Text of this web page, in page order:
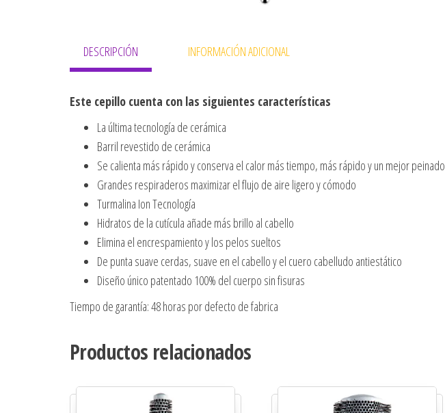
DESCRIPCIÓN INFORMACIÓN ADICIONAL
Este cepillo cuenta con las siguientes características
La última tecnología de cerámica
Barril revestido de cerámica
Se calienta más rápido y conserva el calor más tiempo, más rápido y un mejor peinado
Grandes respiraderos maximizar el flujo de aire ligero y cómodo
Turmalina Ion Tecnología
Hidratos de la cutícula añade más brillo al cabello
Elimina el encrespamiento y los pelos sueltos
De punta suave cerdas, suave en el cabello y el cuero cabelludo antiestático
Diseño único patentado 100% del cuerpo sin fisuras
Tiempo de garantía: 48 horas por defecto de fabrica
Productos relacionados